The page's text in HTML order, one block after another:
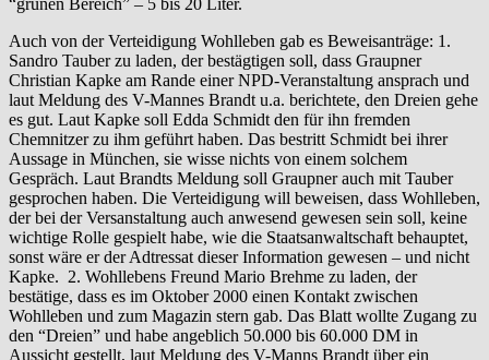
Auch von der Verteidigung Wohlleben gab es Beweisanträge: 1.
Sandro Tauber zu laden, der bestägtigen soll, dass Graupner
Christian Kapke am Rande einer NPD-Veranstaltung ansprach und
laut Meldung des V-Mannes Brandt u.a. berichtete, den Dreien gehe
es gut. Laut Kapke soll Edda Schmidt den für ihn fremden
Chemnitzer zu ihm geführt haben. Das bestritt Schmidt bei ihrer
Aussage in München, sie wisse nichts von einem solchem
Gespräch. Laut Brandts Meldung soll Graupner auch mit Tauber
gesprochen haben. Die Verteidigung will beweisen, dass Wohlleben,
der bei der Versanstaltung auch anwesend gewesen sein soll, keine
wichtige Rolle gespielt habe, wie die Staatsanwaltschaft behauptet,
sonst wäre er der Adtressat dieser Information gewesen – und nicht
Kapke. 2. Wohllebens Freund Mario Brehme zu laden, der
bestätige, dass es im Oktober 2000 einen Kontakt zwischen
Wohlleben und zum Magazin stern gab. Das Blatt wollte Zugang zu
den “Dreien” und habe angeblich 50.000 bis 60.000 DM in
Aussicht gestellt, laut Meldung des V-Manns Brandt über ein